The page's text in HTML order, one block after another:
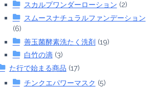
スカルプワンダーローション (2)
スムースナチュラルファンデーション
(6)
善玉菌酵素洗たく洗剤(19)
白竹の滴(3)
た行で始まる商品 (17)
チンクエパワーマスク (5)